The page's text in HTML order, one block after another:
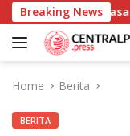
Skip
to
content
Breaking News
Yayasan Ultra
Home Berita
BERITA